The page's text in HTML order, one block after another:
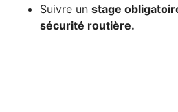
Suivre un stage
sécurité routière.